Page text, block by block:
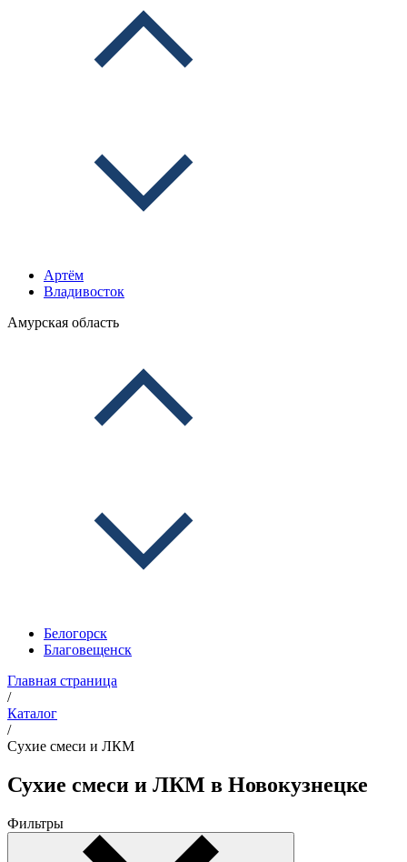
Артём
Владивосток
Амурская область
Белогорск
Благовещенск
Главная страница
/
Каталог
/
Сухие смеси и ЛКМ
Сухие смеси и ЛКМ в Новокузнецке
Фильтры